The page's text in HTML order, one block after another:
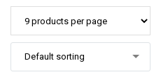
Default sorting